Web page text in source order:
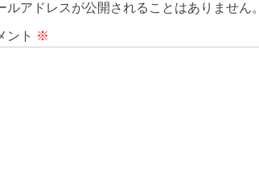
ルアドレスが公開されることはありません。
ント ※